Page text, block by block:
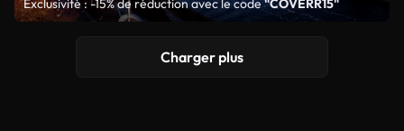
Exclusivité : -15% de réduction avec le code"COVERR15"
Charger plus